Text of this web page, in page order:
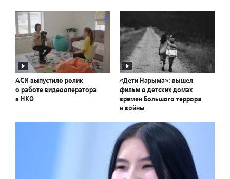
АСИ выпустило ролик
о работе видеооператора
в НКО
«Дети Нарыма»: вышел
фильм о детских домах
времен Большого террора
и войны